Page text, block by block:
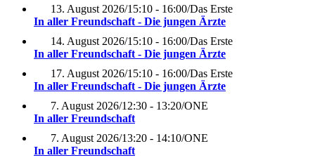
13. August 2026/15:10 - 16:00/Das Erste
In aller Freundschaft - Die jungen Ärzte
14. August 2026/15:10 - 16:00/Das Erste
In aller Freundschaft - Die jungen Ärzte
17. August 2026/15:10 - 16:00/Das Erste
In aller Freundschaft - Die jungen Ärzte
7. August 2026/12:30 - 13:20/ONE
In aller Freundschaft
7. August 2026/13:20 - 14:10/ONE
In aller Freundschaft